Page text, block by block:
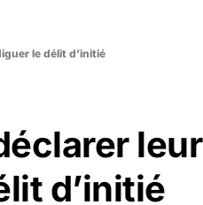
le délit d’initié
leur
d’initié